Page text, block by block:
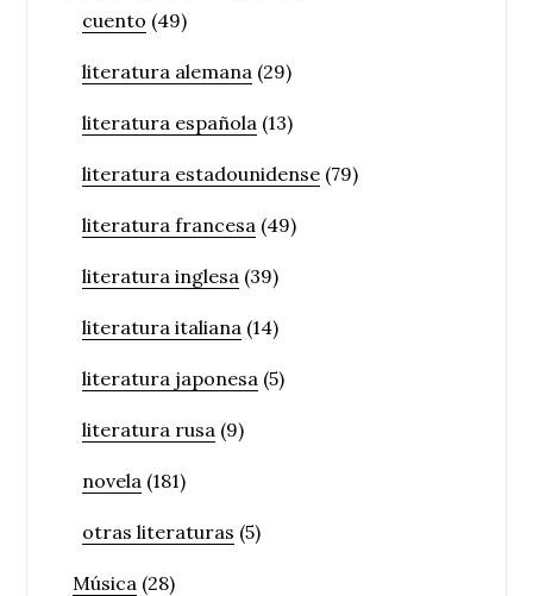
cuento (49)
literatura alemana (29)
literatura española (13)
literatura estadounidense (79)
literatura francesa (49)
literatura inglesa (39)
literatura italiana (14)
literatura japonesa (5)
literatura rusa (9)
novela (181)
otras literaturas (5)
Música (28)